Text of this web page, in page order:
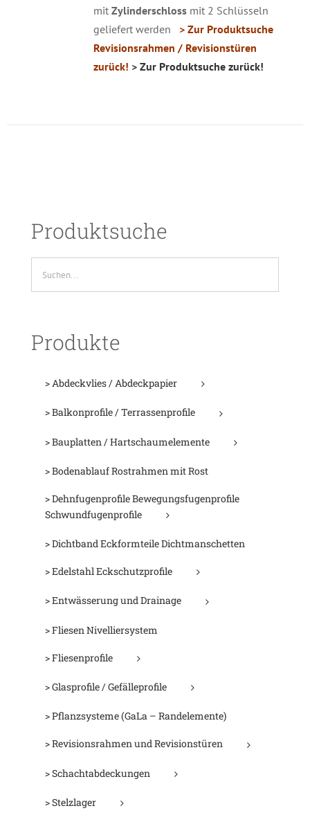
mit Zylinderschlossmit 2 Schlüsseln
geliefert werden > Zur Produktsuche
Revisionsrahmen / Revisionstüren
zurück! > Zur Produktsuche zurück!
Produktsuche
Produkte
> Abdeckvlies / Abdeckpapier
> Balkonprofile / Terrassenprofile
> Bauplatten / Hartschaumelemente
> Bodenablauf Rostrahmen mit Rost
> Dehnfugenprofile Bewegungsfugenprofile
Schwundfugenprofile
> Dichtband Eckformteile Dichtmanschetten
> Edelstahl Eckschutzprofile
> Entwässerung und Drainage
> Fliesen Nivelliersystem
> Fliesenprofile
> Glasprofile / Gefälleprofile
> Pflanzsysteme (GaLa – Randelemente)
> Revisionsrahmen und Revisionstüren
> Schachtabdeckungen
> Stelzlager